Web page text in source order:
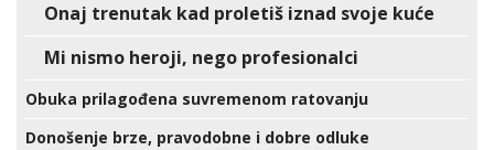
Onaj trenutak kad proletiš iznad svoje kuće
Mi nismo heroji, nego profesionalci
Obuka prilagođena suvremenom ratovanju
Donošenje brze, pravodobne i dobre odluke